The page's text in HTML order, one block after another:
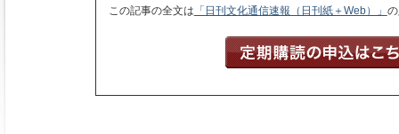
この記事の全文は 「日刊文化通信速報（日刊紙＋Web）」